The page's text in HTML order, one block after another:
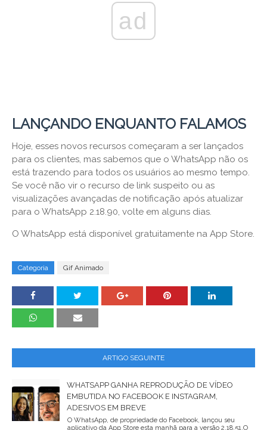
ad
LANÇANDO ENQUANTO FALAMOS
Hoje, esses novos recursos começaram a ser lançados
para os clientes, mas sabemos que o WhatsApp não os
está trazendo para todos os usuários ao mesmo tempo.
Se você não vir o recurso de link suspeito ou as
visualizações avançadas de notificação após atualizar
para o WhatsApp 2.18.90, volte em alguns dias.
O WhatsApp está disponível gratuitamente na App Store.
Categoria Gif Animado
ARTIGO SEGUINTE
WHATSAPP GANHA REPRODUÇÃO DE VÍDEO
EMBUTIDA NO FACEBOOK E INSTAGRAM,
ADESIVOS EM BREVE
O WhatsApp, de propriedade do Facebook, lançou seu
aplicativo da App Store esta manhã para a versão 2.18.51.O